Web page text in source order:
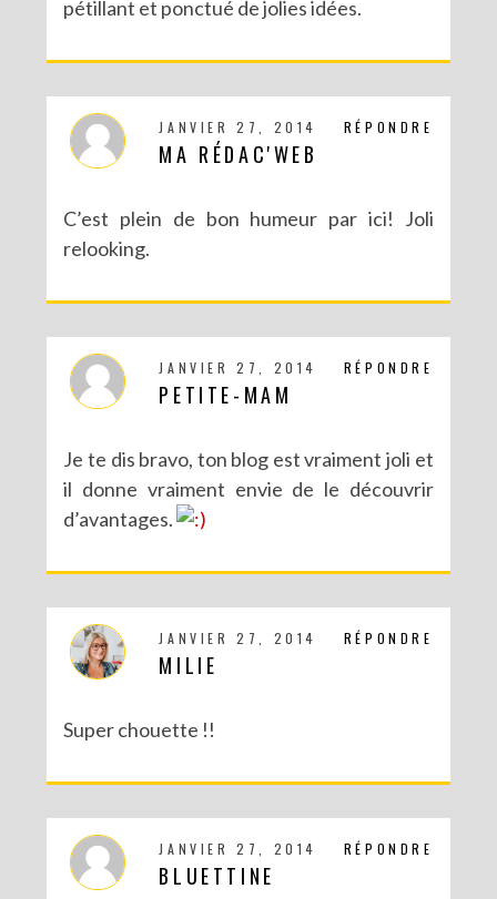
pétillant et ponctué de jolies idées.
RÉPONDRE
JANVIER 27, 2014
MA RÉDAC'WEB
C’est plein de bon humeur par ici! Joli
relooking.
RÉPONDRE
JANVIER 27, 2014
PETITE-MAM
Je te dis bravo, ton blog est vraiment joli et
il donne vraiment envie de le découvrir
d’avantages.
RÉPONDRE
JANVIER 27, 2014
MILIE
Super chouette !!
RÉPONDRE
JANVIER 27, 2014
BLUETTINE